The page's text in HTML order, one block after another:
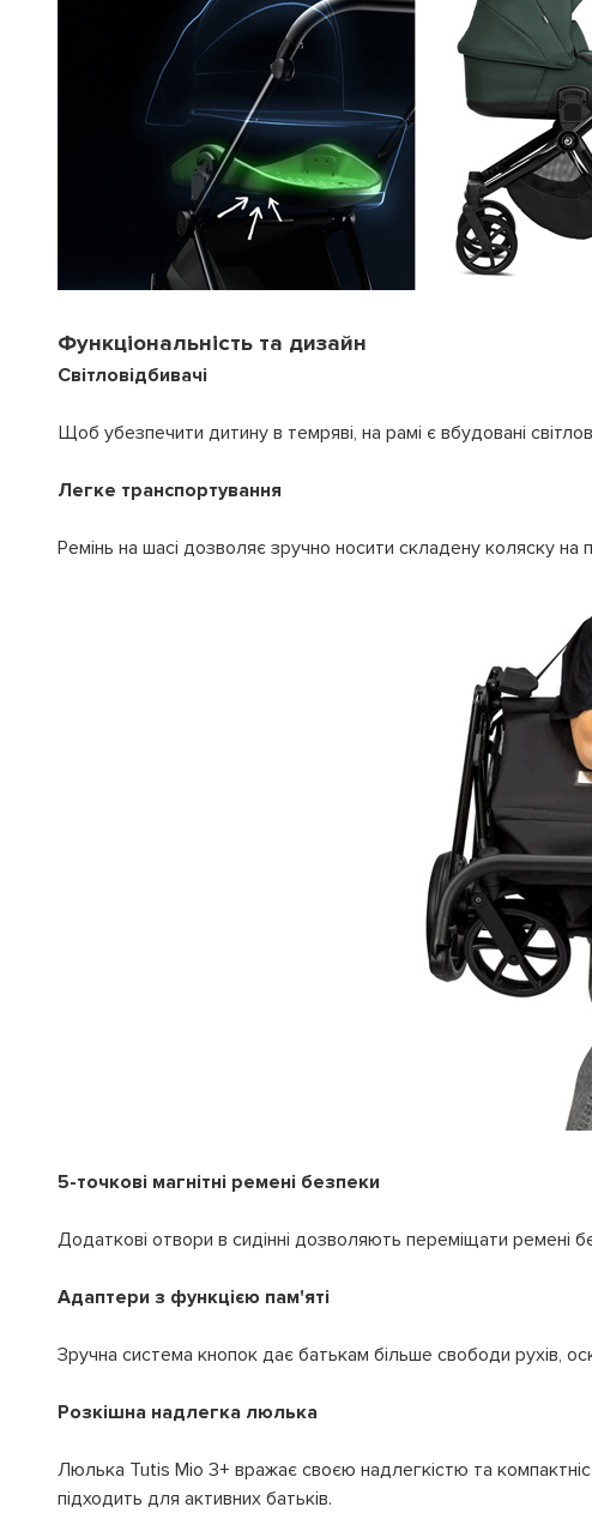
Функціональність та дизайн
Світловідбивачі
Щоб убезпечити дитину в темряві, на рамі є вбудовані
Легке транспортування
Ремінь на шасі дозволяє зручно носити складену коляску на
5-точкові магнітні ремені безпеки
Додаткові отвори в сидінні дозволяють переміщати ремені
Адаптери з функцією пам'яті
Зручна система кнопок дає батькам більше свободи рухів,
Розкішна надлегка люлька
Люлька Tutis Mio 3+ вражає своєю надлегкістю та
підходить для активних батьків.